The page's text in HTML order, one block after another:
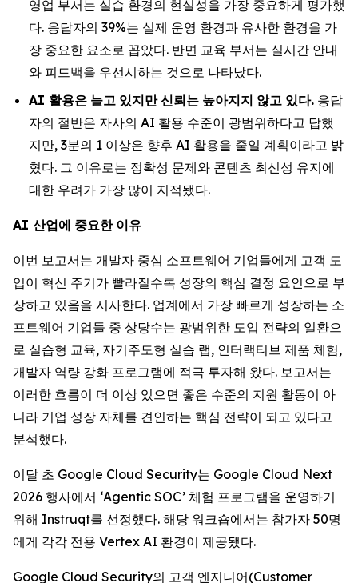
영업 부서는 실습 환경의 현실성을 가장 중요하게 평가했
다. 응답자의 39%는 실제 운영 환경과 유사한 환경을 가
장 중요한 요소로 꼽았다. 반면 교육 부서는 실시간 안내
와 피드백을 우선시하는 것으로 나타났다.
AI 활용은 늘고 있지만 신뢰는 높아지지 않고 있다. 응답
자의 절반은 자사의 AI 활용 수준이 광범위하다고 답했
지만, 3분의 1 이상은 향후 AI 활용을 줄일 계획이라고 밝
혔다. 그 이유로는 정확성 문제와 콘텐츠 최신성 유지에
대한 우려가 가장 많이 지적됐다.
AI 산업에 중요한 이유
이번 보고서는 개발자 중심 소프트웨어 기업들에게 고객 도
입이 혁신 주기가 빨라질수록 성장의 핵심 결정 요인으로 부
상하고 있음을 시사한다. 업계에서 가장 빠르게 성장하는 소
프트웨어 기업들 중 상당수는 광범위한 도입 전략의 일환으
로 실습형 교육, 자기주도형 실습 랩, 인터랙티브 제품 체험,
개발자 역량 강화 프로그램에 적극 투자해 왔다. 보고서는
이러한 흐름이 더 이상 있으면 좋은 수준의 지원 활동이 아
니라 기업 성장 자체를 견인하는 핵심 전략이 되고 있다고
분석했다.
이달 초 Google Cloud Security는 Google Cloud Next
2026 행사에서 ‘Agentic SOC’ 체험 프로그램을 운영하기
위해 Instruqt를 선정했다. 해당 워크숍에서는 참가자 50명
에게 각각 전용 Vertex AI 환경이 제공됐다.
Google Cloud Security의 고객 엔지니어(Customer